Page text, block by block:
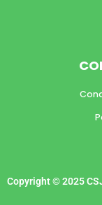
Copyright © 2025